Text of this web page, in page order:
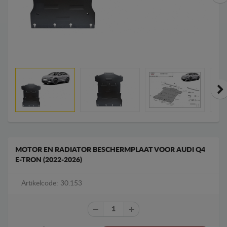
MOTOR EN RADIATOR BESCHERMPLAAT VOOR AUDI Q4
E-TRON (2022-2026)
Artikelcode: 30.153